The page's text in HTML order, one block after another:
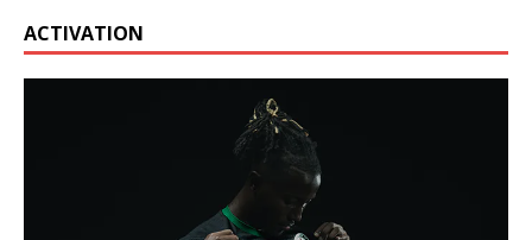
ACTIVATION